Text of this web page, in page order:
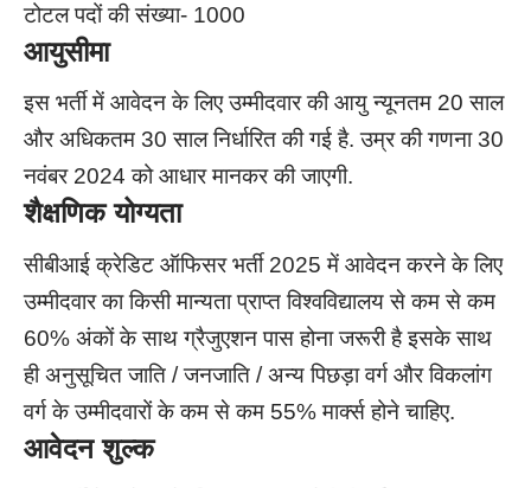
टोटल पदों की संख्या- 1000
आयुसीमा
इस भर्ती में आवेदन के लिए उम्मीदवार की आयु न्यूनतम 20 साल
और अधिकतम 30 साल निर्धारित की गई है. उम्र की गणना 30
नवंबर 2024 को आधार मानकर की जाएगी.
शैक्षणिक योग्यता
सीबीआई क्रेडिट ऑफिसर भर्ती 2025 में आवेदन करने के लिए
उम्मीदवार का किसी मान्यता प्राप्त विश्वविद्यालय से कम से कम
60% अंकों के साथ ग्रैजुएशन पास होना जरूरी है इसके साथ
ही अनुसूचित जाति / जनजाति / अन्य पिछड़ा वर्ग और विकलांग
वर्ग के उम्मीदवारों के कम से कम 55% मार्क्स होने चाहिए.
आवेदन शुल्क